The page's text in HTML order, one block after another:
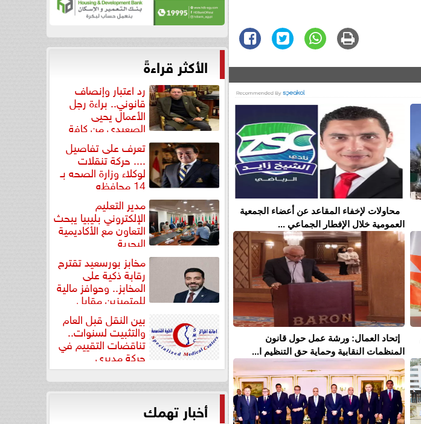
محاولات لإخفاء المقاعد عن أعضاء الجمعية
العمومية خلال الإفطار الجماعي ...
إتحاد العمال: ورشة عمل حول قانون
المنظمات النقابية وحماية حق التنظيم ا...
الأكثر قراءةً
رد اعتبار وإنصاف
قانوني.. براءة رجل
الأعمال يحيى
الصعيدي من كافة
التهم... تعرف على تفاصيل
.... حركة تنقلات
لوكلاء وزارة الصحه بـ
14 محافظه
مدير التعليم
الإلكتروني بليبيا يبحث
التعاون مع الأكاديمية
البحرية
مخابز بورسعيد تقترح
رقابة ذكية على
المخابز.. وحوافز مالية
للمتميزين مقابل
بين النقل قبل العام
والتثبيت لسنوات..
تناقضات التقييم في
حركة مديري
”مستشفيات...
أخبار تهمك